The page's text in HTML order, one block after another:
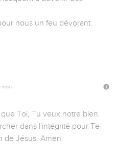
nous un feu dévorant.
mois
Toi, Tu veux notre bien.
dans l'intégrité pour Te
de Jésus. Amen.